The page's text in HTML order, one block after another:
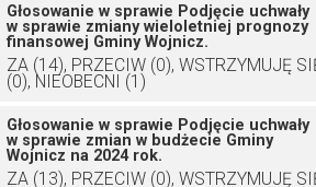
Głosowanie w sprawie Podjęcie uchwały
w sprawie zmiany wieloletniej prognozy
finansowej Gminy Wojnicz.
ZA (14), PRZECIW (0), WSTRZYMUJĘ
(0), NIEOBECNI (1)
Głosowanie w sprawie Podjęcie uchwały
w sprawie zmian w budżecie Gminy
Wojnicz na 2024 rok.
ZA (13), PRZECIW (0), WSTRZYMUJĘ